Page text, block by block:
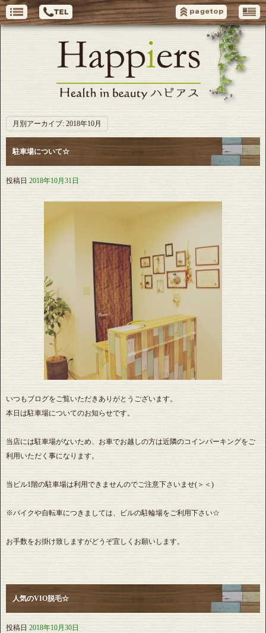
月別アーカイブ: 2018年10月
駐車場について☆
投稿日 2018年10月31日
いつもブログをご覧いただきありがとうございます。
本日は駐車場についてのお知らせです。
当店には駐車場がないため、お車でお越しの方は近隣のコインパーキングをご
利用いただく事になります。
当ビル1階の駐車場は利用できませんのでご注意下さいませ(＞＜)
※バイクや自転車につきましては、ビルの駐輪場をご利用下さい☆
お手数をお掛け致しますがどうぞ宜しくお願いします。
人気のVIO脱毛☆
投稿日 2018年10月30日